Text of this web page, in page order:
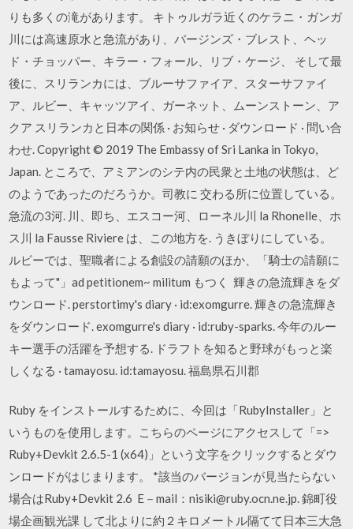
りも多くの滝があります。 キトゥルガラ近くのケラニ・ガンガ
川には高速原水と急流があり、バージンズ・ブレスト、ヘッ
ド・チョッパー、キラー・フォール、リブ・ケージ、 そして最
後に、スリランカには、ブルーサファイア、スターサファイ
ア、ルビー、キャッツアイ、ガーネット、ムーンストーン、ア
クア スリランカと日本の関係 · お知らせ · ダウンロード · 問い合
わせ. Copyright © 2019 The Embassy of Sri Lanka in Tokyo,
Japan. ところで、アミアンのシテ内の民衆と土地の状態は、ど
のようであったのだろうか。司教に 交わる所に位置している。
急流の3河. 川、即ち、エスコー河、ローネル川 la Rhonelle、ホ
ス川 la Fausse Riviere は、この地方を. うきぼりにしている。
ルビーでは、聖職者による創設の請願のほか、「騎士の請願に
もよって"」ad petitionem~ militum もつく 輝きの急流輝きをダ
ウンロード. perstortimy's diary · id:exomgurre. 輝きの急流輝き
をダウンロード. exomgurre's diary · id:ruby-sparks. 今年のルー
キー選手の活躍を予想する. ドラフトを知ると野球がもっと楽
しくなる · tamayosu. id:tamayosu. 福島県石川郡
Ruby をインストールするために、今回は「RubyInstaller」と
いうものを使用します。こちらのページにアクセスして「=>
Ruby+Devkit 2.6.5-1 (x64)」という文字をクリックするとダウ
ンロードがはじまります。 *該当のバージョンが見当たらない
場合はRuby+Devkit 2.6 E－mail：nisiki@ruby.ocn.ne.jp. 錦町役
場企画観光課 して北よりに約２キロメートル隔てて日本三大急